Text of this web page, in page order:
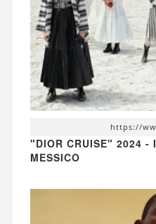
https://
"DIOR CRUISE" 2024 -
MESSICO